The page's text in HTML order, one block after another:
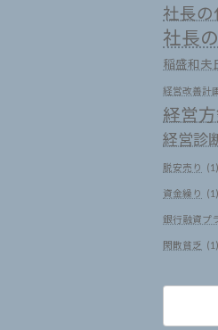
社長の
社長
稲盛和夫
経営改善計
経営
経営診
脱安売り (1)
資金繰り (1)
銀行融資プ
閑散貧乏 (1)